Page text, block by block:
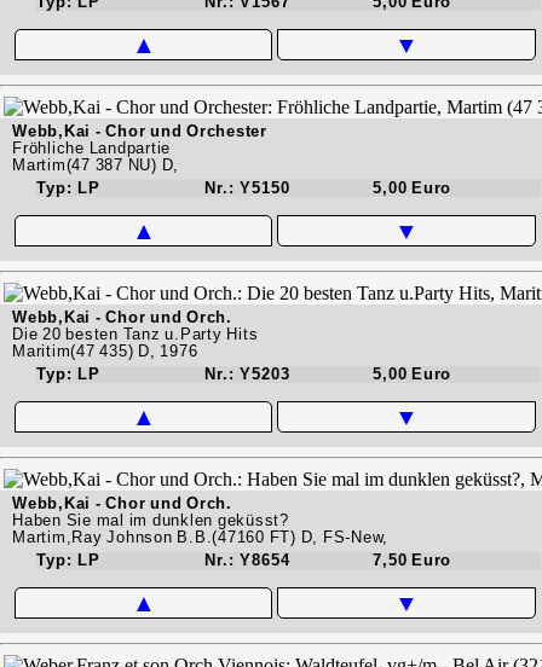
▲ ▼
Webb,Kai - Chor und Orchester
Fröhliche Landpartie
Martim(47 387 NU) D,
Typ: LP
Nr.: Y5150 5,00 Euro
▲ ▼
Webb,Kai - Chor und Orch.
Die 20 besten Tanz u.Party Hits
Maritim(47 435) D, 1976
Typ: LP
Nr.: Y5203 5,00 Euro
▲ ▼
Webb,Kai - Chor und Orch.
Haben Sie mal im dunklen geküsst?
Martim,Ray Johnson B.B.(47160 FT) D, FS-New,
Typ: LP
Nr.: Y8654 7,50 Euro
▲ ▼